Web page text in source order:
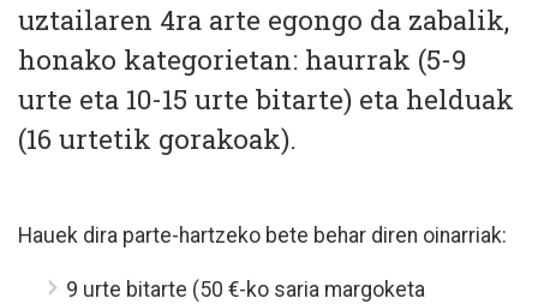
uztailaren 4ra arte egongo da zabalik,
honako kategorietan: haurrak (5-9
urte eta 10-15 urte bitarte) eta helduak
(16 urtetik gorakoak).
Hauek dira parte-hartzeko bete behar diren oinarriak:
9 urte bitarte (50 €-ko saria margoketa